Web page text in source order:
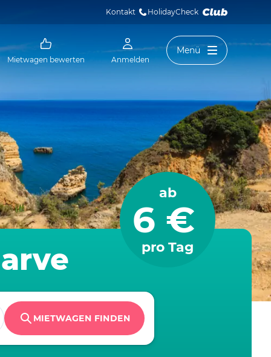
Kontakt HolidayCheck
Mietwagen bewerten Anmelden
Menü
ab
6 €
pro Tag
MIETWAGEN FINDEN